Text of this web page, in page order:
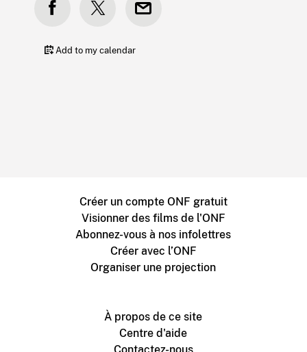
Add to my calendar
Créer un compte ONF gratuit
Visionner des films de l'ONF
Abonnez-vous à nos infolettres
Créer avec l’ONF
Organiser une projection
À propos de ce site
Centre d'aide